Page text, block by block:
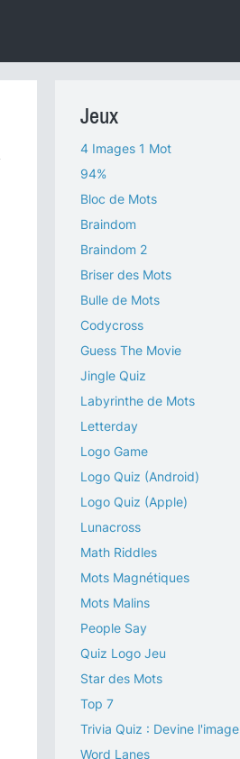
Jeux
4 Images 1 Mot
94%
Bloc de Mots
Braindom
Braindom 2
Briser des Mots
Bulle de Mots
Codycross
Guess The Movie
Jingle Quiz
Labyrinthe de Mots
Letterday
Logo Game
Logo Quiz (Android)
Logo Quiz (Apple)
Lunacross
Math Riddles
Mots Magnétiques
Mots Malins
People Say
Quiz Logo Jeu
Star des Mots
Top 7
Trivia Quiz : Devine l'image
Word Lanes